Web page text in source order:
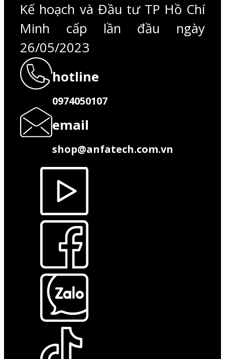
Kế hoạch và Đầu tư TP Hồ Chí
Minh cấp lần đầu ngày
26/05/2023
hotline
0974050107
email
shop@anfatech.com.vn